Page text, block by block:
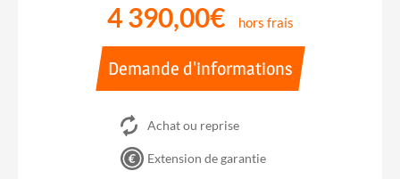
4 390,00€ hors frais
Demande d'informations
Achat ou reprise
Extension de garantie